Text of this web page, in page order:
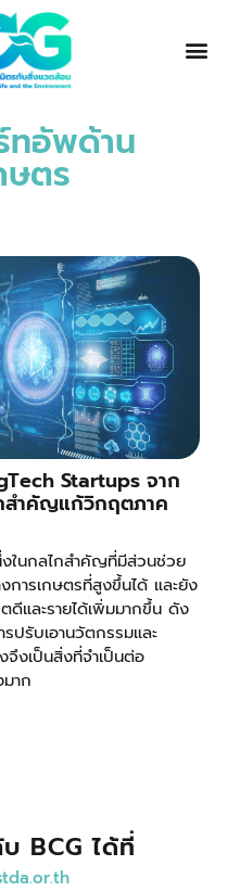
ทอัพด้าน
ษตร
Startups จาก
สำคัญแก้วิกฤตภาค
งในกลไกสำคัญที่มีส่วนช่วย
การเกษตรที่สูงขึ้นได้ และยัง
และรายได้เพิ่มมากขึ้น ดัง
ปรับเอานวัตกรรมและ
จึงเป็นสิ่งที่จำเป็นต่อ
าก
BCG ได้ที่